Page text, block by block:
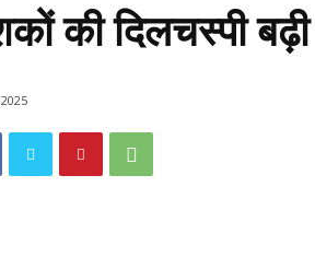
की दिलचस्पी बढ़ी